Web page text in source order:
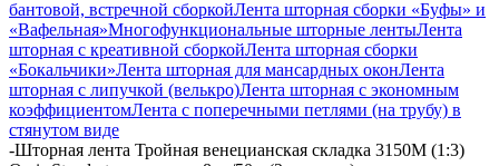
бантовой, встречной сборкойЛента шторная сборки «Буфы» и
«Вафельная»Многофункциональные шторные лентыЛента
шторная с креативной сборкойЛента шторная сборки
«Бокальчики»Лента шторная для мансардных оконЛента
шторная с липучкой (велькро)Лента шторная с экономным
коэффициентомЛента с поперечными петлями (на трубу) в
стянутом виде
-Шторная лента Тройная венецианская складка 3150M (1:3)